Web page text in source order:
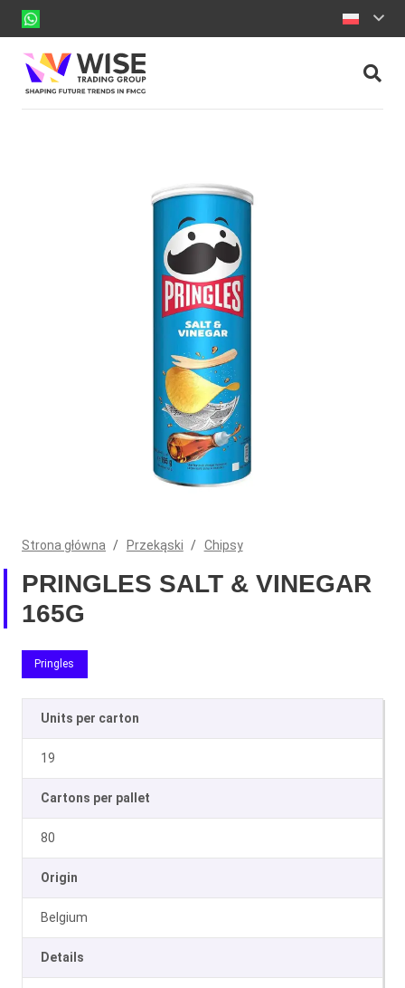
Strona główna / Przekąski / Chipsy
PRINGLES SALT & VINEGAR
165G
Pringles
Units per carton
19
Cartons per pallet
80
Origin
Belgium
Details